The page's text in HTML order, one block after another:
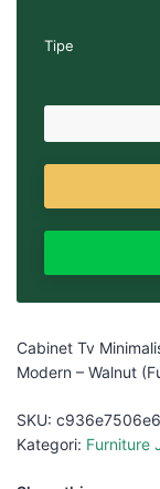
Tipe
Cabinet Tv
Modern – Walnut
SKU:
Kategori: Furniture